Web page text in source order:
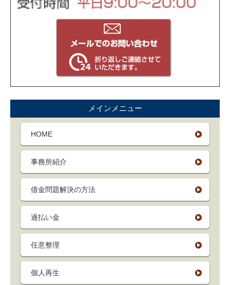
メインメニュー
HOME
事務所紹介
借金問題解決の方法
過払い金
任意整理
個人再生